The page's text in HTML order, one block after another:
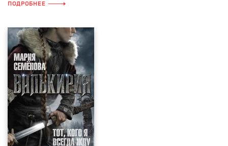
ПОДРОБНЕЕ